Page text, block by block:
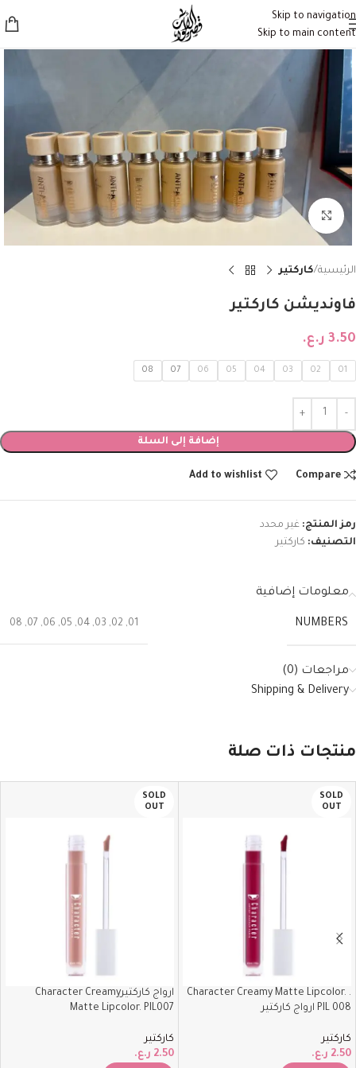
Skip to navigation
Skip to main content
Click to enlarge
الرئيسية كاركتير
فاونديشن كاركتير
3.50 ر.ع.
01
02
03
04
05
06
07
08
إضافة إلى السلة
Compare
Add to wishlist
رمز المنتج: غير محدد
التصنيف: كاركتير
معلومات إضافية
NUMBERS
01
,
02
,
03
,
04
,
05
,
06
,
07
,
08
مراجعات (0)
Shipping & Delivery
منتجات ذات صلة
SOLD
OUT
. Character Creamy Matte Lipcolor.
PIL 008 ارواج كاركتير
كاركتير
2.50 ر.ع.
SOLD
OUT
ارواج كاركتيرCharacter Creamy
Matte Lipcolor. PIL007
كاركتير
2.50 ر.ع.